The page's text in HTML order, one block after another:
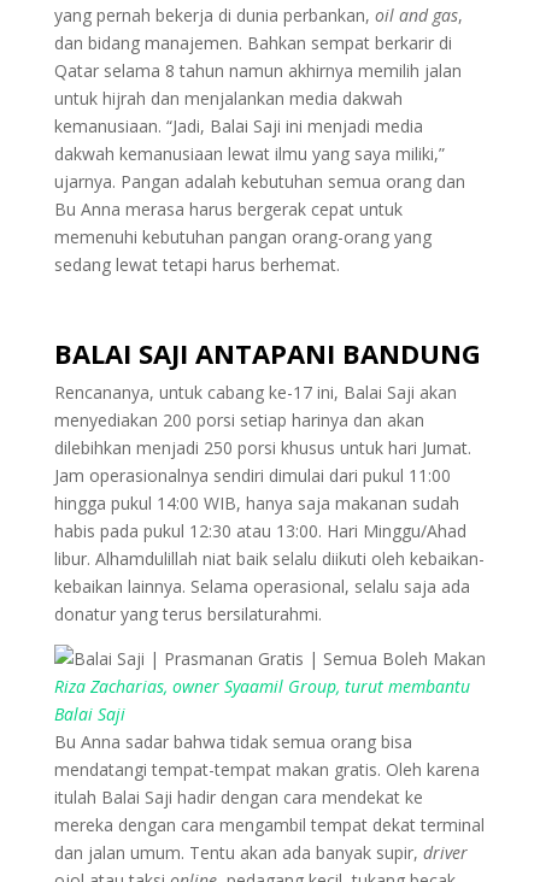
yang pernah bekerja di dunia perbankan, oil and gas,
dan bidang manajemen. Bahkan sempat berkarir di
Qatar selama 8 tahun namun akhirnya memilih jalan
untuk hijrah dan menjalankan media dakwah
kemanusiaan. “Jadi, Balai Saji ini menjadi media
dakwah kemanusiaan lewat ilmu yang saya miliki,”
ujarnya. Pangan adalah kebutuhan semua orang dan
Bu Anna merasa harus bergerak cepat untuk
memenuhi kebutuhan pangan orang-orang yang
sedang lewat tetapi harus berhemat.
BALAI SAJI ANTAPANI BANDUNG
Rencananya, untuk cabang ke-17 ini, Balai Saji akan
menyediakan 200 porsi setiap harinya dan akan
dilebihkan menjadi 250 porsi khusus untuk hari Jumat.
Jam operasionalnya sendiri dimulai dari pukul 11:00
hingga pukul 14:00 WIB, hanya saja makanan sudah
habis pada pukul 12:30 atau 13:00. Hari Minggu/Ahad
libur. Alhamdulillah niat baik selalu diikuti oleh kebaikan-
kebaikan lainnya. Selama operasional, selalu saja ada
donatur yang terus bersilaturahmi.
Riza Zacharias, owner Syaamil Group, turut membantu
Balai Saji
Bu Anna sadar bahwa tidak semua orang bisa
mendatangi tempat-tempat makan gratis. Oleh karena
itulah Balai Saji hadir dengan cara mendekat ke
mereka dengan cara mengambil tempat dekat terminal
dan jalan umum. Tentu akan ada banyak supir, driver